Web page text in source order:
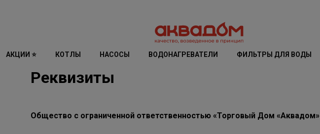
АКЦИИ ⭐ КОТЛЫ НАСОСЫ ВОДОНАГРЕВАТЕЛИ ФИЛЬТРЫ ДЛЯ ВОДЫ
Реквизиты
Общество с ограниченной ответственностью «Торговый Дом «Аквадом»